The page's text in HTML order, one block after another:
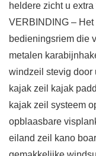
heldere zicht u
VERBINDING –
bedieningsriem die
metalen
windzeil stevig door
kajak zeil kajak
kajak zeil systeem
opblaasbare
eiland zeil kano